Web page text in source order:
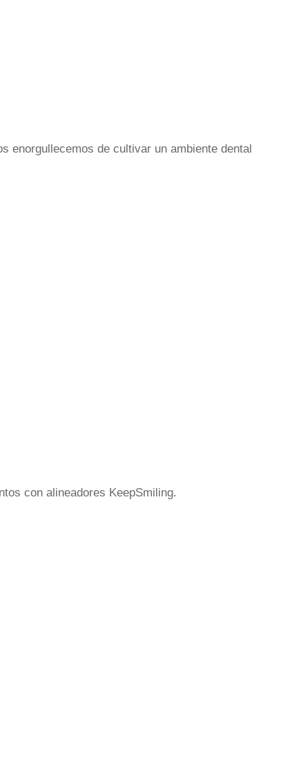
enorgullecemos de cultivar un ambiente dental
con alineadores KeepSmiling.